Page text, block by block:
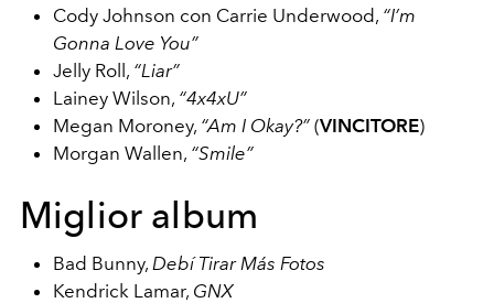
Cody Johnson con Carrie Underwood, “I’m
Gonna Love You”
Jelly Roll, “Liar”
Lainey Wilson, “4x4xU”
Megan Moroney, “Am I Okay?” (VINCITORE)
Morgan Wallen, “Smile”
Miglior album
Bad Bunny, Debí Tirar Más Fotos
Kendrick Lamar, GNX